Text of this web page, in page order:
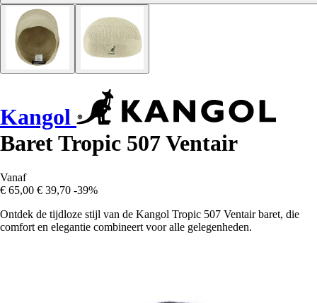
Kangol
Baret Tropic 507 Ventair
Vanaf
€ 65,00 € 39,70 -39%
Ontdek de tijdloze stijl van de Kangol Tropic 507 Ventair baret, die
comfort en elegantie combineert voor alle gelegenheden.